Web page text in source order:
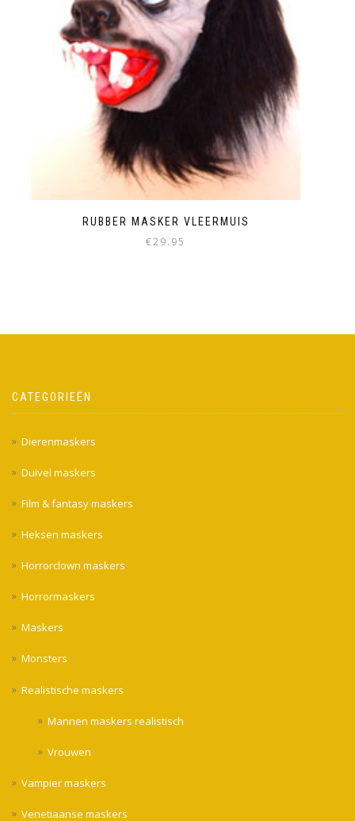
RUBBER MASKER VLEERMUIS
€29.95
CATEGORIEËN
Dierenmaskers
Duivel maskers
Film & fantasy maskers
Heksen maskers
Horrorclown maskers
Horrormaskers
Maskers
Monsters
Realistische maskers
Mannen maskers realistisch
Vrouwen
Vampier maskers
Venetiaanse maskers